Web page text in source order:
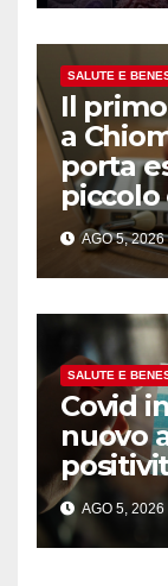
SALUTE E
Il
a
porta
AGO 5, 2026
SALUTE E
Covid
nuovo
AGO 5, 2026